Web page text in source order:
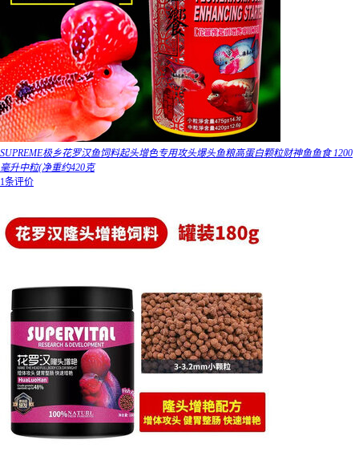
SUPREME极乡花罗汉鱼饲料起头增色专用攻头爆头鱼粮高蛋白颗粒财神鱼鱼食 1200
毫升中粒(净重约420克
1条评价